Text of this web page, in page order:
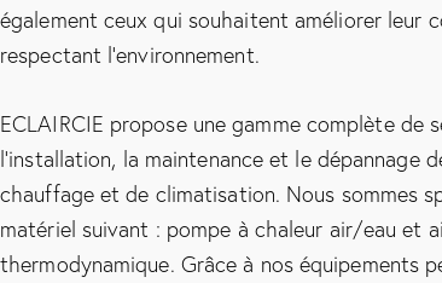
également ceux qui souhaitent améliorer leur
respectant l’environnement.
ECLAIRCIE propose une gamme complète de
l’installation, la maintenance et le dépannage
chauffage et de climatisation. Nous sommes
matériel suivant : pompe à chaleur air/eau et
thermodynamique. Grâce à nos équipements